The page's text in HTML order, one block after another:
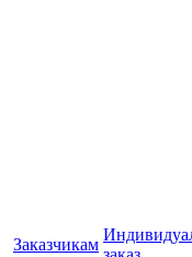
Заказчикам